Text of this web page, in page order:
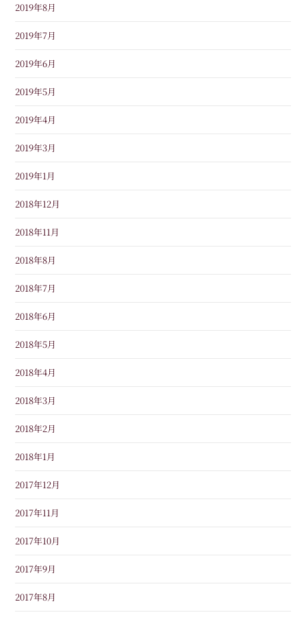
2019年8月
2019年7月
2019年6月
2019年5月
2019年4月
2019年3月
2019年1月
2018年12月
2018年11月
2018年8月
2018年7月
2018年6月
2018年5月
2018年4月
2018年3月
2018年2月
2018年1月
2017年12月
2017年11月
2017年10月
2017年9月
2017年8月